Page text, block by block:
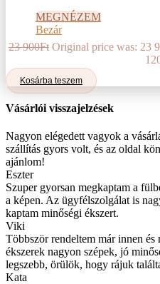
MEGNÉZEM
Bezár
23 900Ft Original price was: 23
Kosárba teszem
Vásárlói visszajelzések
Nagyon elégedett vagyok a
szállítás gyors volt, és az oldal
ajánlom!
Eszter
Szuper gyorsan megkaptam a
a képen. Az ügyfélszolgálat is
kaptam minőségi ékszert.
Viki
Többször rendeltem már innen
ékszerek nagyon szépek, jó
legszebb, örülök, hogy rájuk
Kata